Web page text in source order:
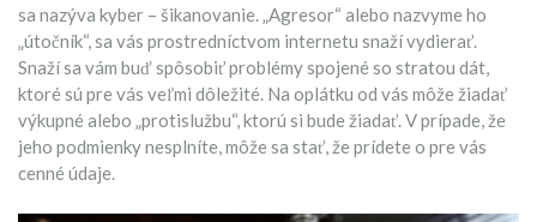
sa nazýva kyber – šikanovanie. „Agresor“ alebo nazvyme ho
„útočník“, sa vás prostredníctvom internetu snaží vydierať.
Snaží sa vám buď spôsobiť problémy spojené so stratou dát,
ktoré sú pre vás veľmi dôležité. Na oplátku od vás môže žiadať
výkupné alebo „protislužbu“, ktorú si bude žiadať. V prípade, že
jeho podmienky nesplníte, môže sa stať, že prídete o pre vás
cenné údaje.